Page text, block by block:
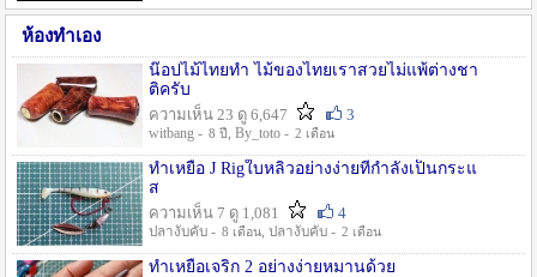
ห้องทำเอง
น๊อปไม้ไทยทำ ไม้ของไทยเราสวยไม่แพ้ต่างชา
ติครับ
ความเห็น 23 ดู 6,647
3
witbang - 8 ปี , By_toto - 2 เดือน
ทำเหยื่อ J Rigใบหลิวอย่างง่ายที่กำลังเป็นกระแ
ส
ความเห็น 7 ดู 1,081
4
ปลางับคับ - 8 เดือน, ปลางับคับ - 2 เดือน
ทำเหยื่อเจริก 2 อย่างง่ายหมานด้วย